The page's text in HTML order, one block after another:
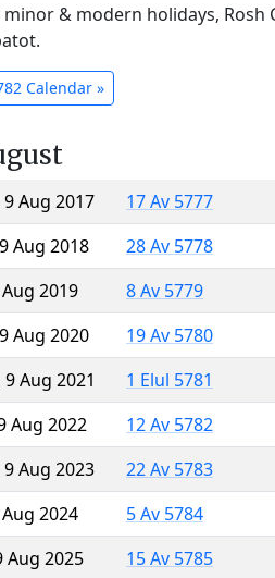
minor & modern holidays, Rosh
Calendar »
Aug 2017
17 Av 5777
Aug 2018
28 Av 5778
2019
8 Av 5779
Aug 2020
19 Av 5780
Aug 2021
1 Elul 5781
Aug 2022
12 Av 5782
Aug 2023
22 Av 5783
2024
5 Av 5784
Aug 2025
15 Av 5785